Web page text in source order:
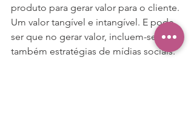
produto para gerar valor para o cliente.
Um valor tangível e intangível. E pode
ser que no gerar valor, incluem-se
também estratégias de mídias sociais.